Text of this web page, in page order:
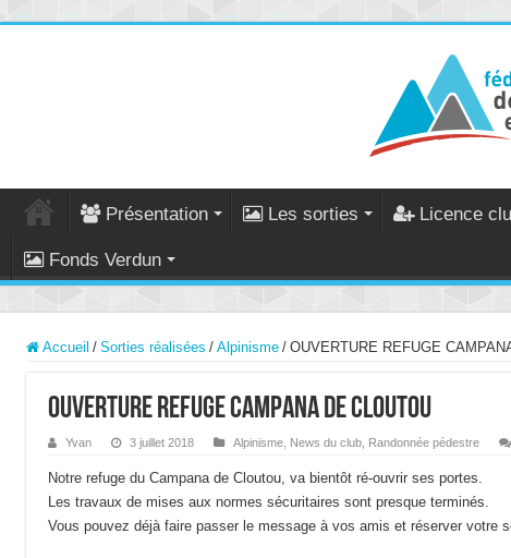
Présentation Les sorties Licence
Fonds Verdun
Accueil / Sorties réalisées / Alpinisme / OUVERTURE REFUGE
OUVERTURE REFUGE CAMPANA DE CLOUTOU
Yvan 3 juillet 2018 Alpinisme News du club Randonnée pédestre
Notre refuge du Campana de Cloutou, va bientôt ré-ouvrir ses portes.
Les travaux de mises aux normes sécuritaires sont presque terminés.
Vous pouvez déjà faire passer le message à vos amis et réserver votre